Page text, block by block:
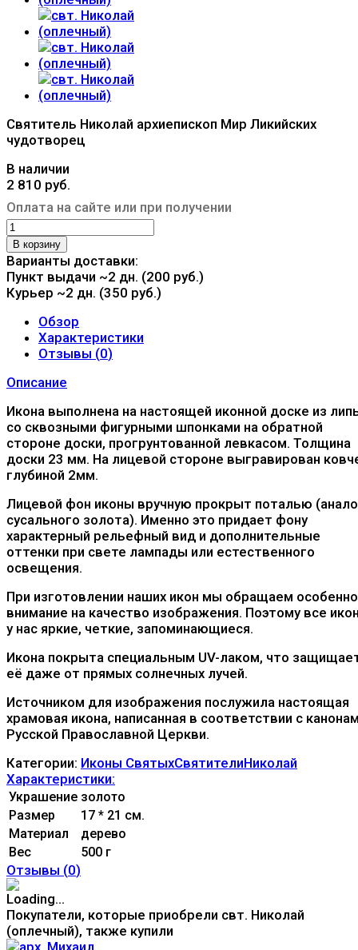
Святитель Николай архиепископ Мир Ликийских
чудотворец
В наличии
2 810 руб.
Оплата на сайте или при получении
В корзину
Варианты доставки:
Пункт выдачи ~2 дн. (200 руб.)
Курьер ~2 дн. (350 руб.)
Обзор
Характеристики
Отзывы (0)
Описание
Икона выполнена на настоящей иконной доске из
со сквозными фигурными шпонками на обратной
стороне доски, прогрунтованной левкасом. Толщина
доски 23 мм. На лицевой стороне выгравирован
глубиной 2мм.
Лицевой фон иконы вручную прокрыт поталью
сусального золота). Именно это придает фону
характерный рельефный вид и дополнительные
оттенки при свете лампады или естественного
освещения.
При изготовлении наших икон мы обращаем
внимание на качество изображения. Поэтому все
у нас яркие, четкие, запоминающиеся.
Икона покрыта специальным UV-лаком, что
её даже от прямых солнечных лучей.
Источником для изображения послужила настоящая
храмовая икона, написанная в соответствии с
Русской Православной Церкви.
Категории: Иконы СвятыхСвятителиНиколай
Характеристики:
Украшение золото
Размер
17 * 21 см.
Материал
дерево
Вес
500 г
Отзывы (0)
Покупатели, которые приобрели свт. Николай
(оплечный), также купили